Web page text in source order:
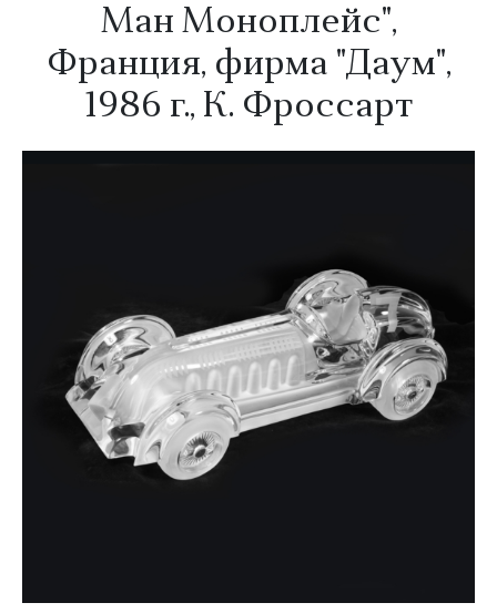
Ман Моноплейс",
Франция, фирма "Даум",
1986 г., К. Фроссарт